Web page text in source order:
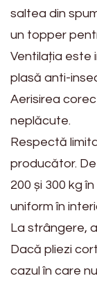
saltea din
un topper
Ventilația este
plasă anti-
Aerisirea
neplăcute.
Respectă
producător.
200 și 300 kg
uniform în
La strângere,
Dacă pliezi
cazul în care